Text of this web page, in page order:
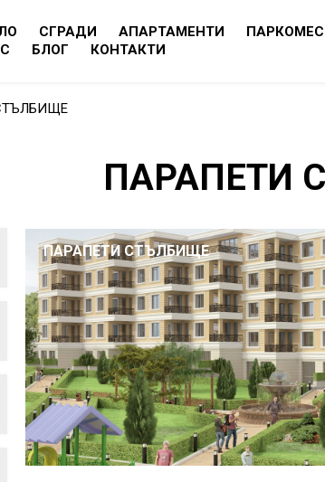
СГРАДИ АПАРТАМЕНТИ
БЛОГ КОНТАКТИ
ПАРАПЕТИ
ПАРАПЕТИ СТЪЛБИЩЕ